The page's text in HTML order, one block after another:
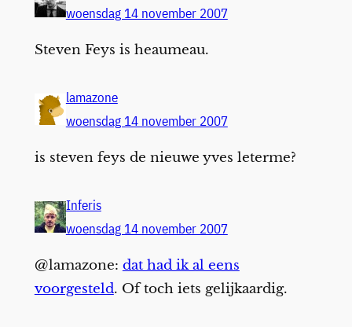
woensdag 14 november 2007
Steven Feys is heaumeau.
lamazone
woensdag 14 november 2007
is steven feys de nieuwe yves leterme?
Inferis
woensdag 14 november 2007
@lamazone: dat had ik al eens
voorgesteld. Of toch iets gelijkaardig.